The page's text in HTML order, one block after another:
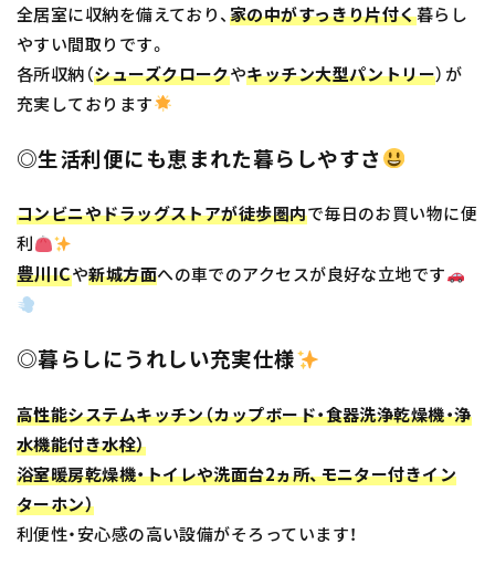
全居室に収納を備えており、家の中がすっきり片付く暮らし
やすい間取りです。
各所収納（シューズクロークやキッチン大型パントリー）が
充実しております
◎生活利便にも恵まれた暮らしやすさ
コンビニやドラッグストアが徒歩圏内で毎日のお買い物に便
利
豊川ICや新城方面への車でのアクセスが良好な立地です
◎暮らしにうれしい充実仕様
高性能システムキッチン（カップボード・食器洗浄乾燥機・浄
水機能付き水栓）
浴室暖房乾燥機・トイレや洗面台2ヵ所、モニター付きイン
ターホン）
利便性・安心感の高い設備がそろっています！